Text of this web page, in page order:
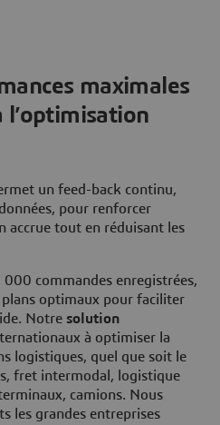
maximales
l’optimisation
un feed-back continu,
pour renforcer
accrue tout en réduisant les
commandes enregistrées,
optimaux pour faciliter
Notre solution
à optimiser la
logistiques, quel que soit le
fret intermodal, logistique
camions. Nous
les grandes entreprises